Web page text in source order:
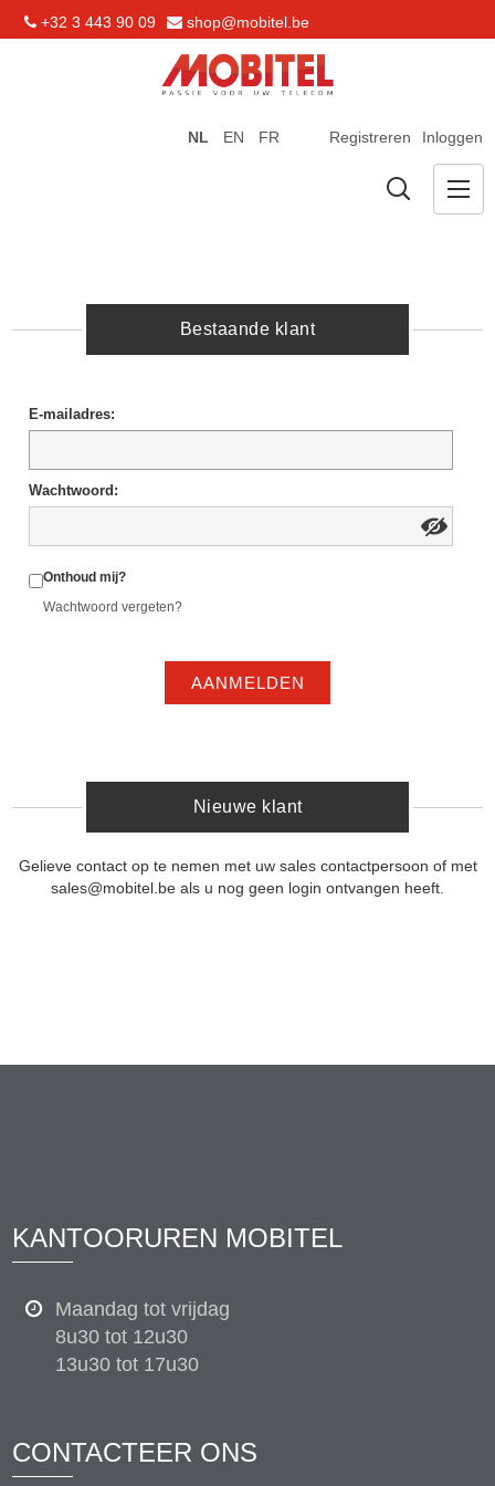
+32 3 443 90 09 shop@mobitel.be
Registreren Inloggen
NL EN FR
Bestaande klant
E-mailadres:
Wachtwoord:
Onthoud mij?
Wachtwoord vergeten?
AANMELDEN
Nieuwe klant
Gelieve contact op te nemen met uw sales contactpersoon of met
sales@mobitel.be als u nog geen login ontvangen heeft.
KANTOORUREN MOBITEL
Maandag tot vrijdag
8u30 tot 12u30
13u30 tot 17u30
CONTACTEER ONS